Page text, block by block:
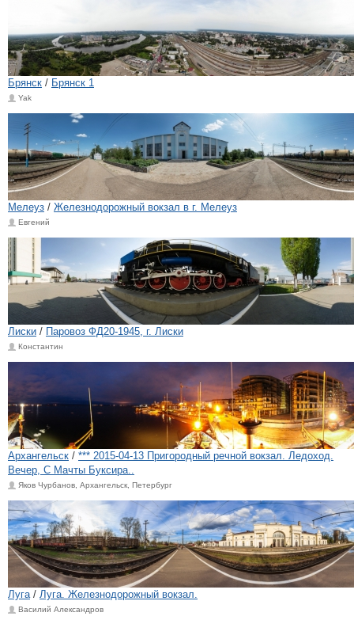
Брянск / Брянск 1
Yak
Мелеуз / Железнодорожный вокзал в г. Мелеуз
Евгений
Лиски / Паровоз ФД20-1945, г. Лиски
Константин
Архангельск / *** 2015-04-13 Пригородный речной вокзал. Ледоход.
Вечер, С Мачты Буксира..
Яков Чурбанов, Архангельск, Петербург
Луга/ Луга. Железнодорожный вокзал.
Василий Александров